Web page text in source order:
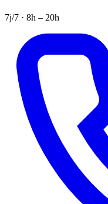
7j/7 · 8h – 20h